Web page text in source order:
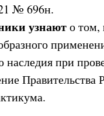
№ 696н.
узнаюто том,
наследия при
Правительства